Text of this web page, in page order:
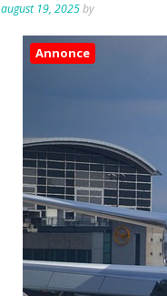
august 19, 2025by
Annonce